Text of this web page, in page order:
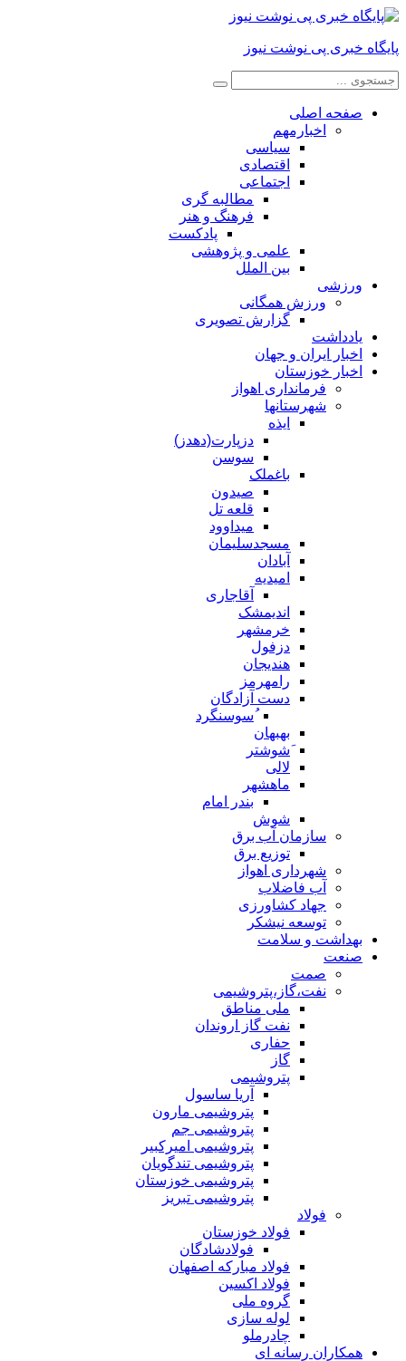
پایگاه خبری پی نوشت نیوز
صفحه اصلی
اخبارمهم
سیاسی
اقتصادی
اجتماعی
مطالبه گری
فرهنگ و هنر
پادکست
علمی و پژوهشی
بین الملل
ورزشی
ورزش همگانی
گزارش تصویری
یادداشت
اخبار ایران و جهان
اخبار خوزستان
فرمانداری اهواز
شهرستانها
ایذه
دزپارت(دهدز)
سوسن
باغملک
صیدون
قلعه تل
میداوود
مسجدسلیمان
آبادان
امیدیه
آقاجاری
اندیمشک
خرمشهر
دزفول
هندیجان
رامهرمز
دست آزادگان
ُسوسنگرد
بهبهان
َشوشتر
لالی
ماهشهر
بندر امام
شوش
سازمان آب برق
توزیع برق
شهرداری اهواز
آب فاضلاب
جهاد کشاورزی
توسعه نیشکر
بهداشت و سلامت
صنعت
صمت
نفت،گاز،پتروشیمی
ملی مناطق
نفت گاز اروندان
حفاری
گاز
پتروشیمی
آریا ساسول
پتروشیمی مارون
پتروشیمی جم
پتروشیمی امیرکبیر
پتروشیمی تندگویان
پتروشیمی خوزستان
پتروشیمی تبریز
فولاد
فولاد خوزستان
فولادشادگان
فولاد مبارکه اصفهان
فولاد اکسین
گروه ملی
لوله سازی
چادرملو
همکاران رسانه ای